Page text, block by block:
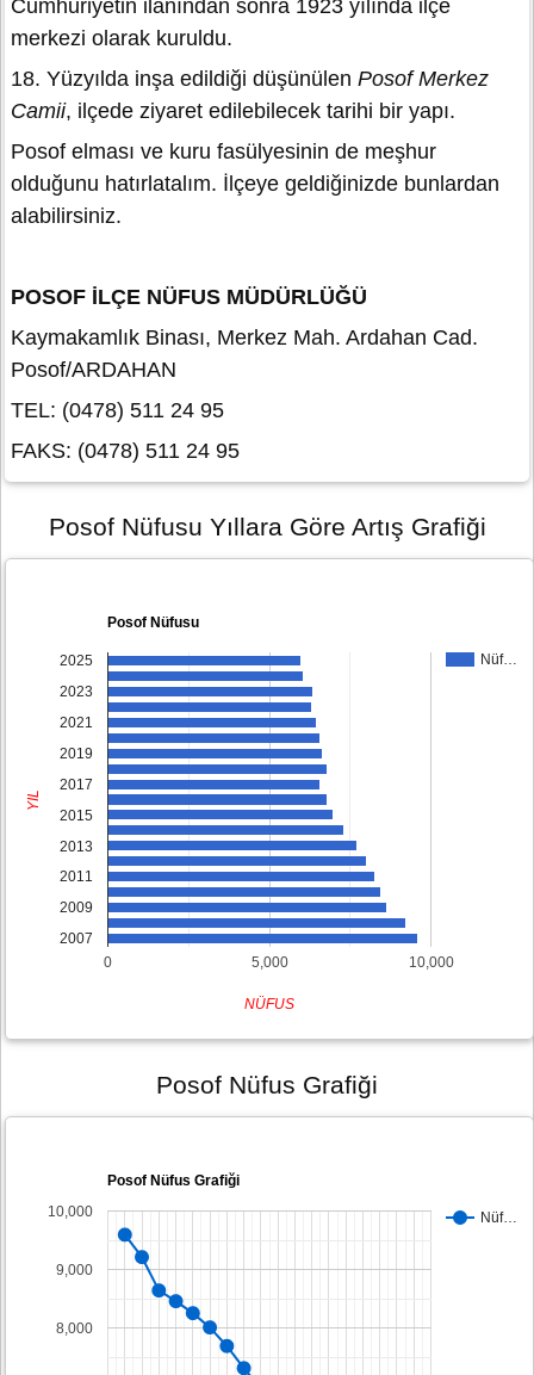
Cumhuriyetin ilanından sonra 1923 yılında ilçe
merkezi olarak kuruldu.
18. Yüzyılda inşa edildiği düşünülen Posof Merkez
Camii, ilçede ziyaret edilebilecek tarihi bir yapı.
Posof elması ve kuru fasülyesinin de meşhur
olduğunu hatırlatalım. İlçeye geldiğinizde bunlardan
alabilirsiniz.
POSOF İLÇE NÜFUS MÜDÜRLÜĞÜ
Kaymakamlık Binası, Merkez Mah. Ardahan Cad.
Posof/ARDAHAN
TEL: (0478) 511 24 95
FAKS: (0478) 511 24 95
Posof Nüfusu Yıllara Göre Artış Grafiği
Posof Nüfusu
Nüf…
0 5,000 10,000
2025
2023
2021
2019
2017
2015
2013
2011
2009
2007
NÜFUS
YIL
Posof Nüfus Grafiği
Posof Nüfus Grafiği
Nüf…
8,000
9,000
10,000